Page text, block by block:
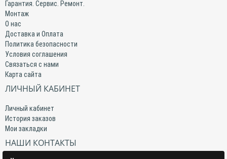
Гарантия. Сервис. Ремонт.
Монтаж
О нас
Доставка и Оплата
Политика безопасности
Условия соглашения
Связаться с нами
Карта сайта
ЛИЧНЫЙ КАБИНЕТ
Личный кабинет
История заказов
Мои закладки
НАШИ КОНТАКТЫ